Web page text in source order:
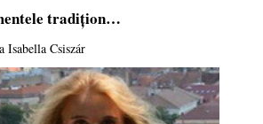
tradiţion…
Isabella Csiszár